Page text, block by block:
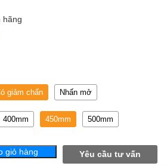
hãng
giảm chấn Nhấn mở
400mm 450mm 500mm
giỏ hàng Yêu cầu tư vấn